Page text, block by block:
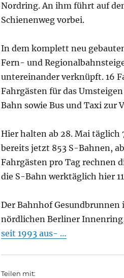
Nordring. An ihm führt auf
Schienenweg vorbei.
In dem komplett neu
Fern- und
untereinander verknüpft. 16
Fahrgästen für das
Bahn sowie Bus und Taxi zur
Hier halten ab 28. Mai täglich
bereits jetzt 853 S-Bahnen,
Fahrgästen pro Tag rechnen
die S-Bahn werktäglich hier
Der Bahnhof Gesundbrunnen
nördlichen Berliner
seit 1993 aus- …
Teilen mit: